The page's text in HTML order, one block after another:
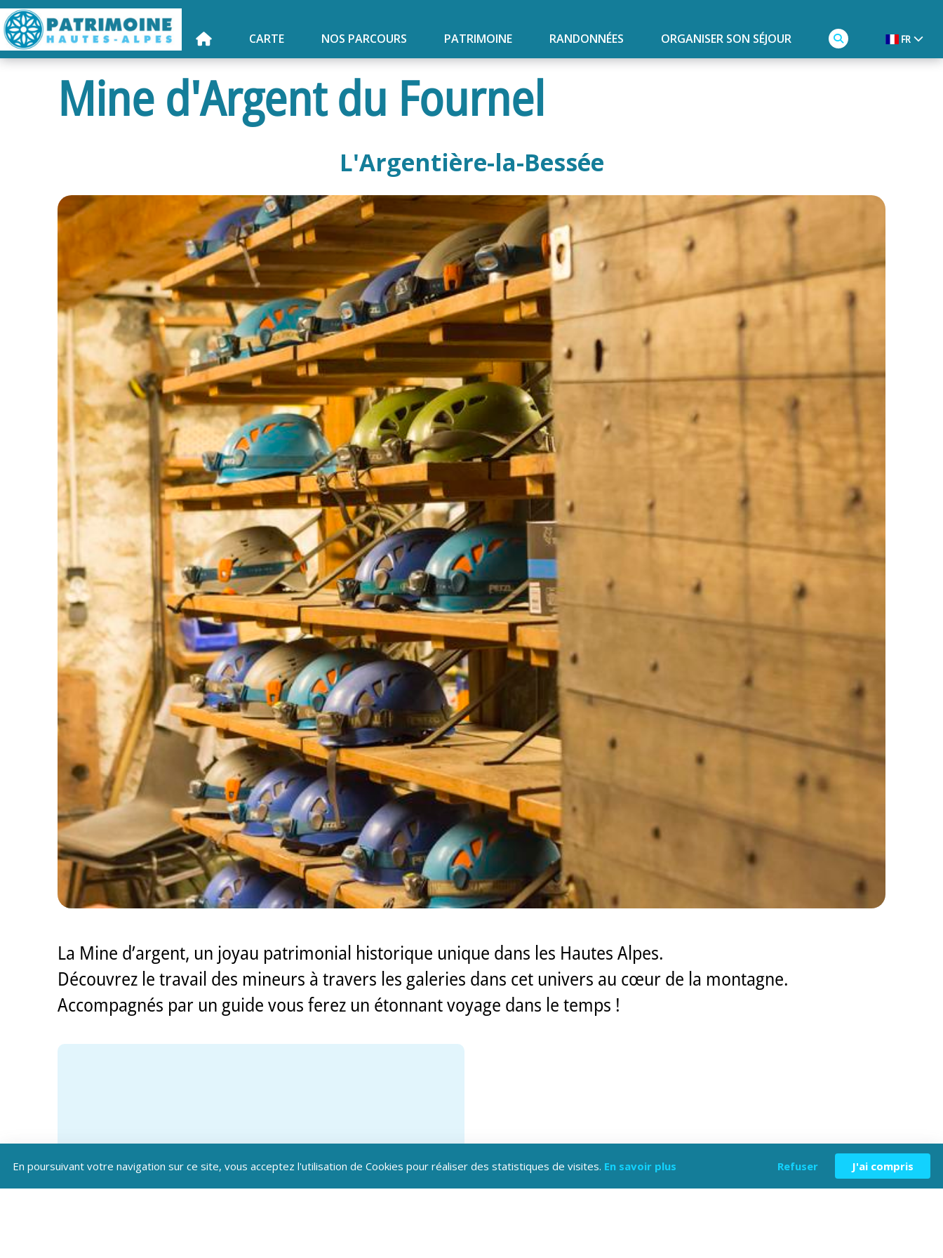
CARTE NOS PARCOURS PATRIMOINE RANDONNÉES ORGANISER SON SÉJOUR FR
Mine d'Argent du Fournel
L'Argentière-la-Bessée
La Mine d’argent, un joyau patrimonial historique unique dans les Hautes Alpes.
Découvrez le travail des mineurs à travers les galeries dans cet univers au cœur de la montagne.
Accompagnés par un guide vous ferez un étonnant voyage dans le temps !
En poursuivant votre navigation sur ce site, vous acceptez l'utilisation de Cookies pour réaliser des statistiques de visites. En savoir plus Refuser J'ai compris